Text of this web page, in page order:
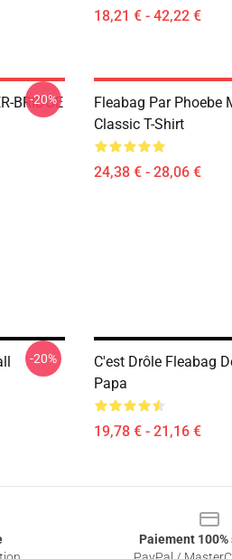
18,21 € - 42,22 €
BRIDGE
-20%
Fleabag Par Phoebe
Classic T-Shirt
24,38 € - 28,06 €
-20%
C'est Drôle Fleabag
Papa
19,78 € - 21,16 €
Paiement